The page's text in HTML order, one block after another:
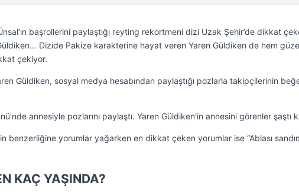
başrollerini paylaştığı reyting rekortmeni dizi Uzak Şehir’de dikkat
Dizide Pakize karakterine hayat veren Yaren Güldiken de hem
çekiyor.
Güldiken, sosyal medya hesabından paylaştığı pozlarla takipçilerinin
annesiyle pozlarını paylaştı. Yaren Güldiken’in annesini görenler şaştı
benzerliğine yorumlar yağarken en dikkat çeken yorumlar ise “Ablası
KAÇ YAŞINDA?